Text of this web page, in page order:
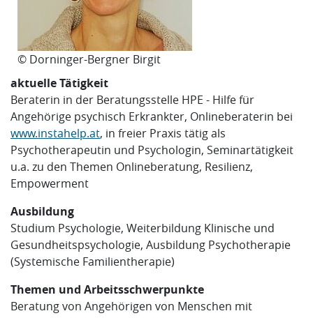
© Dorninger-Bergner Birgit
aktuelle Tätigkeit
Beraterin in der Beratungsstelle HPE - Hilfe für
Angehörige psychisch Erkrankter, Onlineberaterin bei
www.instahelp.at, in freier Praxis tätig als
Psychotherapeutin und Psychologin, Seminartätigkeit
u.a. zu den Themen Onlineberatung, Resilienz,
Empowerment
Ausbildung
Studium Psychologie, Weiterbildung Klinische und
Gesundheitspsychologie, Ausbildung Psychotherapie
(Systemische Familientherapie)
Themen und Arbeitsschwerpunkte
Beratung von Angehörigen von Menschen mit